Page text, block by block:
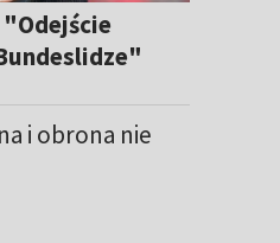
"Odejście
i obrona nie